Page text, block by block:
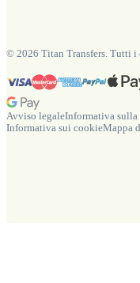
© 2026 Titan Transfers. Tutti i
Avviso legaleInformativa
Informativa sui cookieMappa